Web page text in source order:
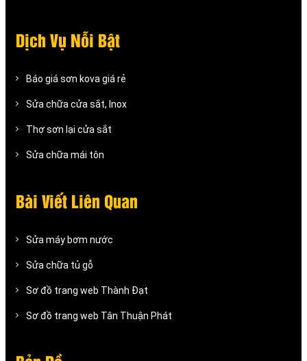
Dịch Vụ Nỗi Bật
Báo giá sơn kova giá rẻ
Sửa chữa cửa sắt, Inox
Thợ sơn lại cửa sắt
Sửa chữa mái tôn
Bài Viết Liên Quan
Sửa máy bơm nước
Sửa chữa tủ gỗ
Sơ đồ trang web Thành Đạt
Sơ đồ trang web Tân Thuận Phát